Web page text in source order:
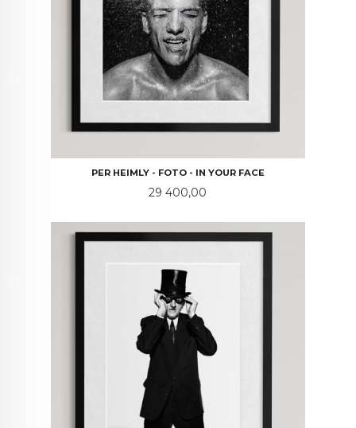
PER HEIMLY - FOTO - IN YOUR FACE
Pris
29 400,00